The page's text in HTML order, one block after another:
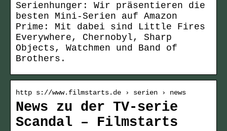
Serienhunger: Wir präsentieren die
besten Mini-Serien auf Amazon
Prime: Mit dabei sind Little Fires
Everywhere, Chernobyl, Sharp
Objects, Watchmen und Band of
Brothers.
http s://www.filmstarts.de › serien › news
News zu der TV-serie
Scandal – Filmstarts